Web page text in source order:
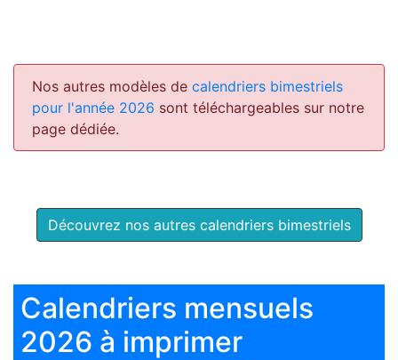
Nos autres modèles de calendriers bimestriels
pour l'année 2026 sont téléchargeables sur notre
page dédiée.
Découvrez nos autres calendriers bimestriels
Calendriers mensuels
2026 à imprimer